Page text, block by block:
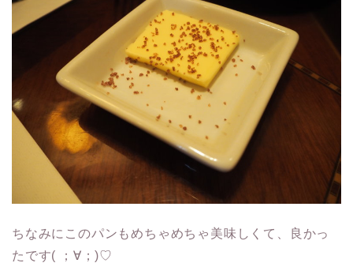
ちなみにこのパンもめちゃめちゃ美味しくて、良かっ
たです( ；∀；)♡